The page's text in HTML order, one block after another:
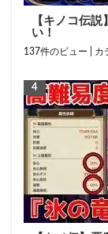
【キノコ伝
い！
137件のビュー カ